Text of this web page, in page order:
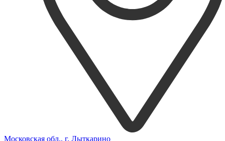
Московская обл., г. Лыткарино